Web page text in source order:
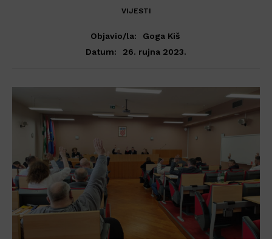
VIJESTI
Objavio/la:
Goga Kiš
Datum:
26. rujna 2023.